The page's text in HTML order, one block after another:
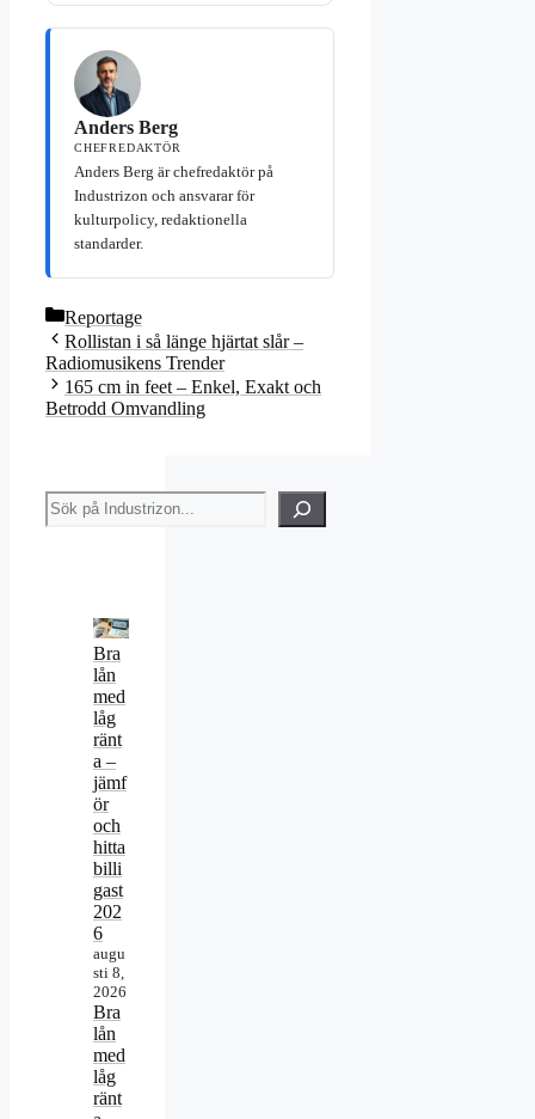
Anders Berg
CHEFREDAKTÖR
Anders Berg är chefredaktör på
Industrizon och ansvarar för
kulturpolicy, redaktionella
standarder.
Kategorier
Reportage
Rollistan i så länge hjärtat slår –
Radiomusikens Trender
165 cm in feet – Enkel, Exakt och
Betrodd Omvandling
Sök
Bra
lån
med
låg
ränt
a –
jämf
ör
och
hitta
billi
gast
202
6
augu
sti 8,
2026
Bra
lån
med
låg
ränt